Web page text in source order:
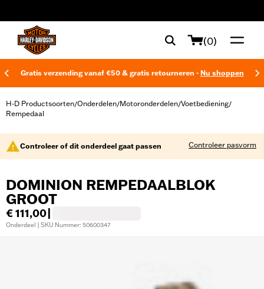
(0)
Gratis verzending vanaf €50 & gratis retourneren - Nu shoppen
H-D Productsoorten/Onderdelen/Motoronderdelen/Voetbediening/
Rempedaal
Controleer of dit onderdeel gaat passen Controleer pasvorm
DOMINION REMPEDAALBLOK
GROOT
€ 111,00
Onderdeel | SKU Nummer: 50600347